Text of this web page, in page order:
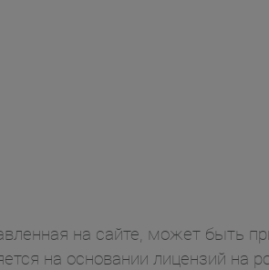
на сайте, может быть
на основании лицензий на